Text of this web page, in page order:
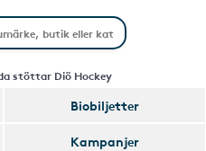
stöttar Diö Hockey
Biobiljetter
Kampanjer